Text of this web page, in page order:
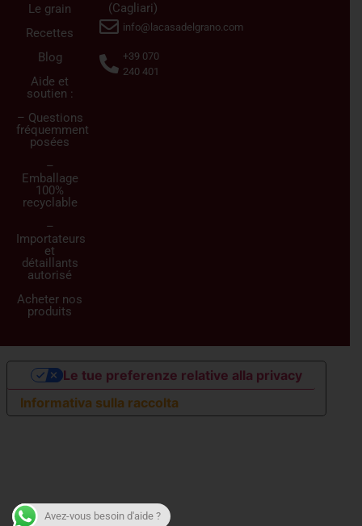
Le grain
Recettes
Blog
Aide et
soutien :
– Questions
fréquemment
posées
–
Emballage
100%
recyclable
–
Importateurs
et
détaillants
autorisé
Acheter nos
produits
(Cagliari)
info@lacasadelgrano.com
+39 070
240 401
Avez-vous besoin d'aide ?
Informativa sulla raccolta
Le tue preferenze relative alla privacy